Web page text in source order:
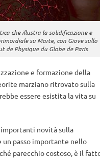
che illustra la solidificazione e
su Marte, con Giove sullo
de Physique du Globe de Paris
e formazione della
marziano ritrovato sulla
essere esistita la vita su
novità sulla
un passo importante nello
parecchio costoso, è il